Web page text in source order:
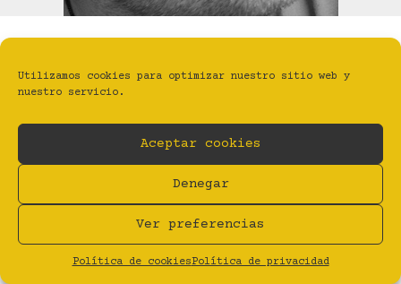
Utilizamos cookies para optimizar nuestro sitio web y
nuestro servicio.
Aceptar cookies
Denegar
Ver preferencias
Política de cookiesPolítica de privacidad
BYFANZINE | ESTUDIO TALLER GRÁFICO
BY Estudio Taller Gráfico